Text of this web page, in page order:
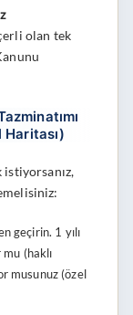
olan tek
Haritası)
istiyorsanız,
geçirin. 1 yılı
(haklı
musunuz (özel